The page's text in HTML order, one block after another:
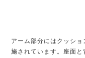
アーム部分にはクッシ
施されています。座面と